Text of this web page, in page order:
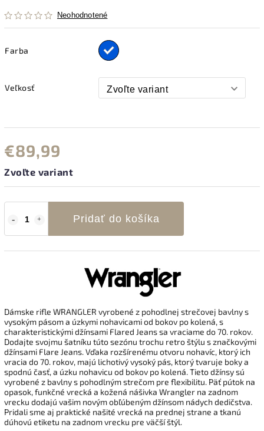
Neohodnotené
Farba
Veľkosť
€89,99
Zvoľte variant
Pridať do košíka
Dámske rifle WRANGLER vyrobené z pohodlnej strečovej bavlny s
vysokým pásom a úzkymi nohavicami od bokov po kolená, s
charakteristickými džínsami Flared Jeans sa vraciame do 70. rokov.
Dodajte svojmu šatníku túto sezónu trochu retro štýlu s značkovými
džínsami Flare Jeans. Vďaka rozšírenému otvoru nohavíc, ktorý ich
vracia do 70. rokov, majú lichotivý vysoký pás, ktorý tvaruje boky a
spodnú časť, a úzku nohavicu od bokov po kolená. Tieto džínsy sú
vyrobené z bavlny s pohodlným strečom pre flexibilitu. Päť pútok na
opasok, funkčné vrecká a kožená nášivka Wrangler na zadnom
vrecku dodajú vašim novým obľúbeným džínsom nádych dedičstva.
Pridali sme aj praktické našité vrecká na prednej strane a tkanú
dúhovú etiketu na zadnom vrecku pre väčší štýl.